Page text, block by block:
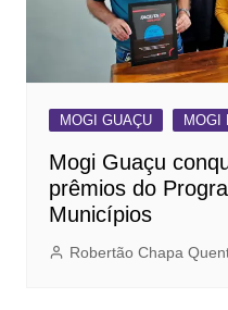
MOGI GUAÇU MOGI
Mogi Guaçu
prêmios do
Municípios
Robertão Chapa